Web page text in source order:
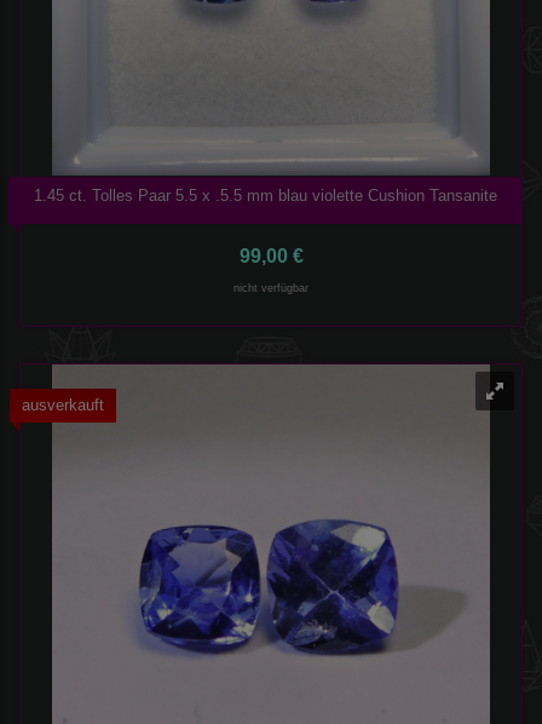
1.45 ct. Tolles Paar 5.5 x .5.5 mm blau violette Cushion Tansanite
99,00 €
nicht verfügbar
ausverkauft